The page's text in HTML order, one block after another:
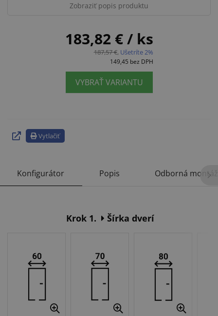
Zobraziť popis produktu
183,82 € / ks
187,57 €, Ušetríte 2%
149,45 bez DPH
VYBRAŤ VARIANTU
Vytlačiť
Konfigurátor Popis Odborná montáž
Krok 1. Šírka dverí